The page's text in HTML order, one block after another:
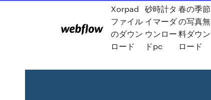
Xorpad
ファイル
のダウン
ロード
砂時計タ
イマーダ
ウンロー
ドpc
春の季節
の写真無
料ダウン
ロード